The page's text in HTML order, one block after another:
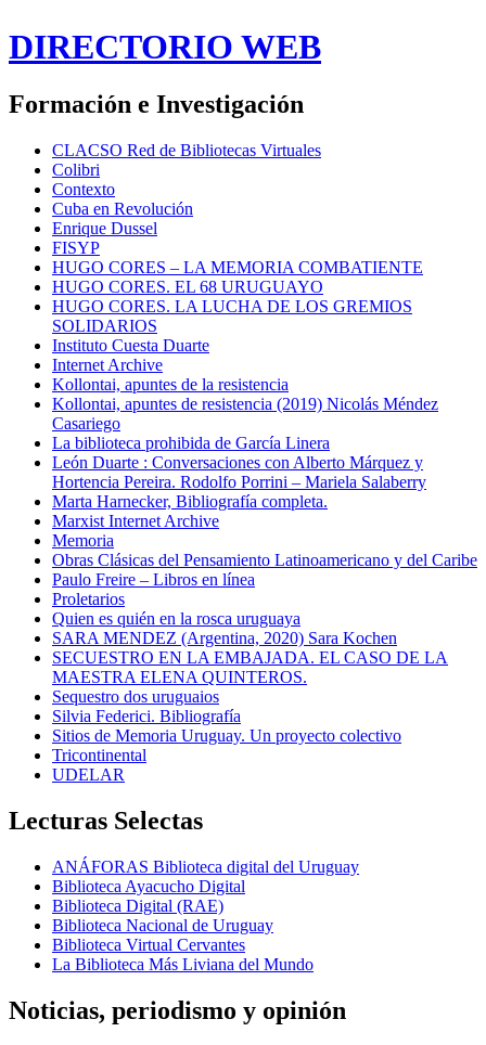
DIRECTORIO WEB
Formación e Investigación
CLACSO Red de Bibliotecas Virtuales
Colibri
Contexto
Cuba en Revolución
Enrique Dussel
FISYP
HUGO CORES – LA MEMORIA COMBATIENTE
HUGO CORES. EL 68 URUGUAYO
HUGO CORES. LA LUCHA DE LOS GREMIOS
SOLIDARIOS
Instituto Cuesta Duarte
Internet Archive
Kollontai, apuntes de la resistencia
Kollontai, apuntes de resistencia (2019) Nicolás Méndez
Casariego
La biblioteca prohibida de García Linera
León Duarte : Conversaciones con Alberto Márquez y
Hortencia Pereira. Rodolfo Porrini – Mariela Salaberry
Marta Harnecker, Bibliografía completa.
Marxist Internet Archive
Memoria
Obras Clásicas del Pensamiento Latinoamericano y del Caribe
Paulo Freire – Libros en línea
Proletarios
Quien es quién en la rosca uruguaya
SARA MENDEZ (Argentina, 2020) Sara Kochen
SECUESTRO EN LA EMBAJADA. EL CASO DE LA
MAESTRA ELENA QUINTEROS.
Sequestro dos uruguaios
Silvia Federici. Bibliografía
Sitios de Memoria Uruguay. Un proyecto colectivo
Tricontinental
UDELAR
Lecturas Selectas
ANÁFORAS Biblioteca digital del Uruguay
Biblioteca Ayacucho Digital
Biblioteca Digital (RAE)
Biblioteca Nacional de Uruguay
Biblioteca Virtual Cervantes
La Biblioteca Más Liviana del Mundo
Noticias, periodismo y opinión